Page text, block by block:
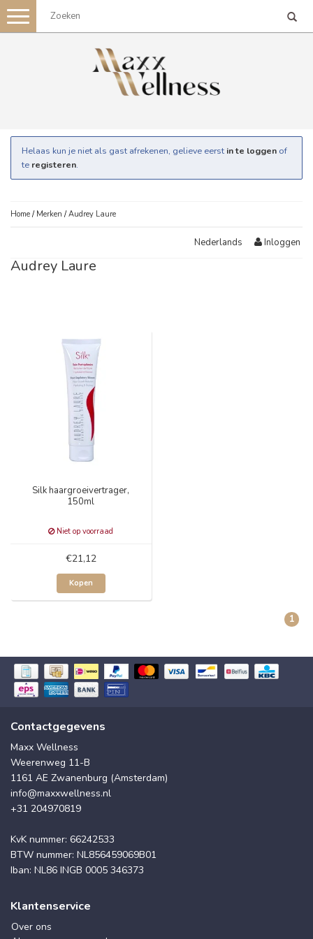
Toggle
navigation
Helaas kun je niet als gast afrekenen, gelieve eerst in te loggen of
te registeren.
Home / Merken /Audrey Laure
Nederlands Inloggen
Audrey Laure
Silk haargroeivertrager,
150ml
Niet op voorraad
€21,12
Kopen
1
Contactgegevens
Maxx Wellness
Weerenweg 11-B
1161 AE Zwanenburg (Amsterdam)
info@maxxwellness.nl
+31 204970819
KvK nummer: 66242533
BTW nummer: NL856459069B01
Iban: NL86 INGB 0005 346373
Klantenservice
Over ons